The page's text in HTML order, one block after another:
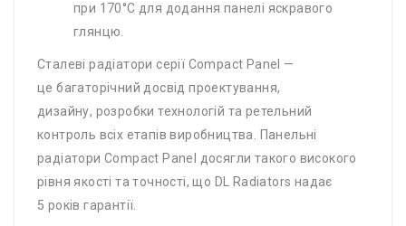
при 170°C для додання панелі яскравого
глянцю.
Сталеві радіатори серії Compact Panel —
це багаторічний досвід проектування,
дизайну, розробки технологій та ретельний
контроль всіх етапів виробництва. Панельні
радіатори Compact Panel досягли такого високого
рівня якості та точності, що DL Radiators надає
5 років гарантії.